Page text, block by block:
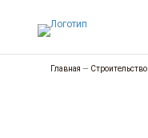
Главная — Строительство